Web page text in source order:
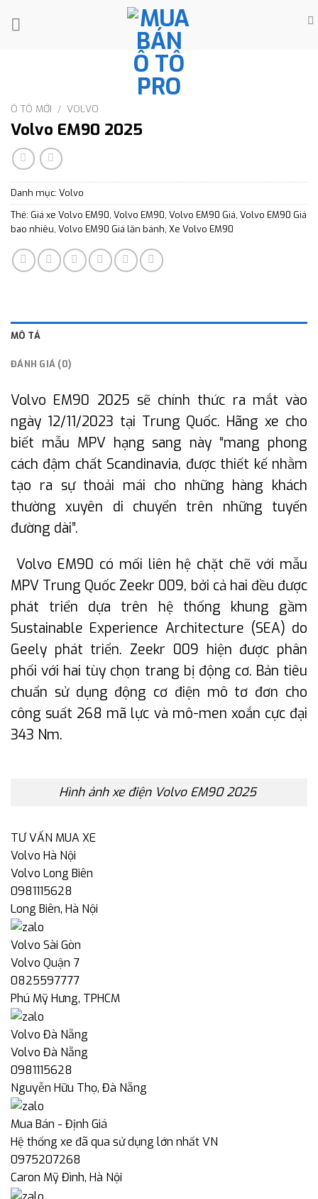
Ô TÔ MỚI / VOLVO
Volvo EM90 2025
Danh mục: Volvo
Thẻ: Giá xe Volvo EM90, Volvo EM90, Volvo EM90 Giá, Volvo EM90 Giá
bao nhiêu, Volvo EM90 Giá lăn bánh, Xe Volvo EM90
MÔ TẢ
ĐÁNH GIÁ (0)
Volvo EM90 2025 sẽ chính thức ra mắt vào
ngày 12/11/2023 tại Trung Quốc. Hãng xe cho
biết mẫu MPV hạng sang này “mang phong
cách đậm chất Scandinavia, được thiết kế nhằm
tạo ra sự thoải mái cho những hàng khách
thường xuyên di chuyển trên những tuyến
đường dài”.
Volvo EM90 có mối liên hệ chặt chẽ với mẫu
MPV Trung Quốc Zeekr 009, bởi cả hai đều được
phát triển dựa trên hệ thống khung gầm
Sustainable Experience Architecture (SEA) do
Geely phát triển. Zeekr 009 hiện được phân
phối với hai tùy chọn trang bị động cơ. Bản tiêu
chuẩn sử dụng động cơ điện mô tơ đơn cho
công suất 268 mã lực và mô-men xoắn cực đại
343 Nm.
Hình ảnh xe điện Volvo EM90 2025
TƯ VẤN MUA XE
Volvo Hà Nội
Volvo Long Biên
0981115628
Long Biên, Hà Nội
Volvo Sài Gòn
Volvo Quận 7
0825597777
Phú Mỹ Hưng, TPHCM
Volvo Đà Nẵng
Volvo Đà Nẵng
0981115628
Nguyễn Hữu Thọ, Đà Nẵng
Mua Bán - Định Giá
Hệ thống xe đã qua sử dụng lớn nhất VN
0975207268
Caron Mỹ Đình, Hà Nội